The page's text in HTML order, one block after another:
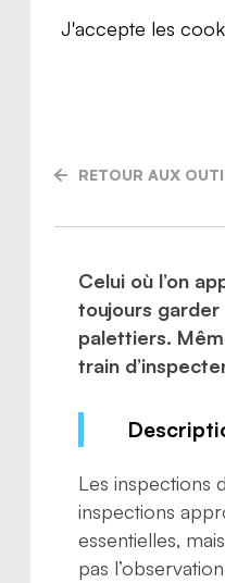
J'accepte les
RETOUR AUX
Celui où l’on
toujours
palettiers.
train
Les inspections
inspections
essentielles,
pas